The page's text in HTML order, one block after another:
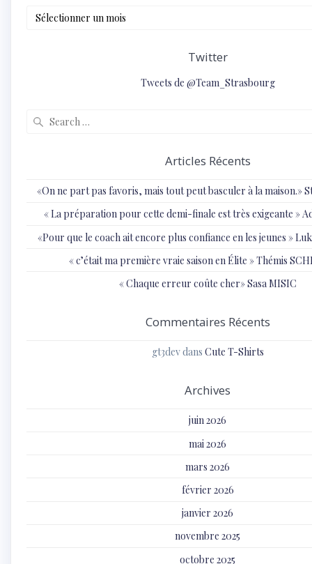
Twitter
Tweets de @Team_Strasbourg
Articles Récents
«On ne part pas favoris, mais tout peut basculer à la maison.»
« ⁠La préparation pour cette demi-finale est très exigeante »
«Pour que le coach ait encore plus confiance en les jeunes »
« c’était ma première vraie saison en Élite » Thémis
« Chaque erreur coûte cher» Sasa MISIC
Commentaires Récents
gt3devdans Cute T-Shirts
Archives
juin 2026
mai 2026
mars 2026
février 2026
janvier 2026
novembre 2025
octobre 2025